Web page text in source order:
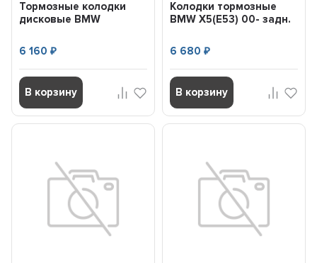
Тормозные колодки
дисковые BMW
пер.
6 160₽
В корзину
Колодки тормозные
BMW X5(E53) 00- задн.
6 680 ₽
В корзину